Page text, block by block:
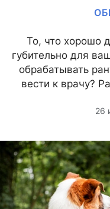
То, что хорошо
губительно для
обрабатывать
вести к врачу?
26